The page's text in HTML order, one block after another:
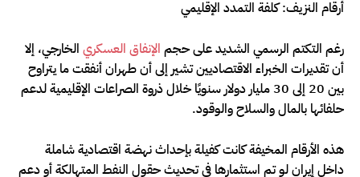
أرقام النزيف: كلفة التمدد الإقليمي
رغم التكتم الرسمي الشديد على حجم الإنفاق العسكري الخارجي، إلا
أن تقديرات الخبراء الاقتصاديين تشير إلى أن طهران أنفقت ما يتراوح
بين 20 إلى 30 مليار دولار سنويًا خلال ذروة الصراعات الإقليمية لدعم
حلفائها بالمال والسلاح والوقود.
هذه الأرقام المخيفة كانت كفيلة بإحداث نهضة اقتصادية شاملة
داخل إيران لو تم استثمارها في تحديث حقول النفط المتهالكة أو دعم